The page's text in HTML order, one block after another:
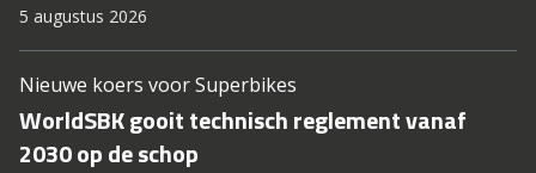
5 augustus 2026
Nieuwe koers voor Superbikes
WorldSBK gooit technisch reglement vanaf
2030 op de schop